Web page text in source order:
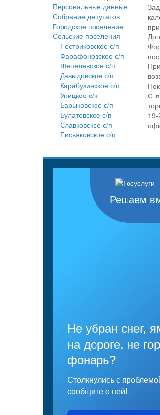
Персональные данные
Собрание депутатов
Городское поселение
Сельские поселения
Пестриковское с/п
Фарафоновское с/п
Шепелевское с/п
Давыдовское с/п
Карабузинское с/п
Уницкое с/п
Барыковское с/п
Булатовское с/п
Славковское с/п
Письяковское с/п
С
Решаем
Не убран снег,
на дороге, не
фонарь?
Столкнулись с
сообщите о ней!